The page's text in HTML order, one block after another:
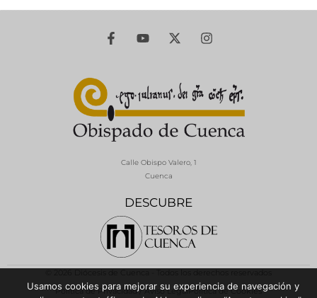
DESCUBRE
Calle Obispo Valero, 1
Cuenca
Política de Privacidad / Aviso LegalPolítica de Cookies
Usamos cookies para mejorar su experiencia de navegación y